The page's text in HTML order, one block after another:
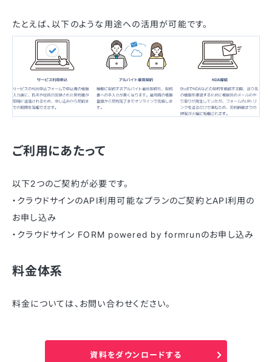
たとえば、以下のような用途への活用が可能です。
ご利用にあたって
以下2つのご契約が必要です。
・クラウドサインのAPI利用可能なプランのご契約とAPI利用の
お申し込み
・クラウドサイン FORM powered by formrunのお申し込み
料金体系
料金については、お問い合わせください。
資料をダウンロードする